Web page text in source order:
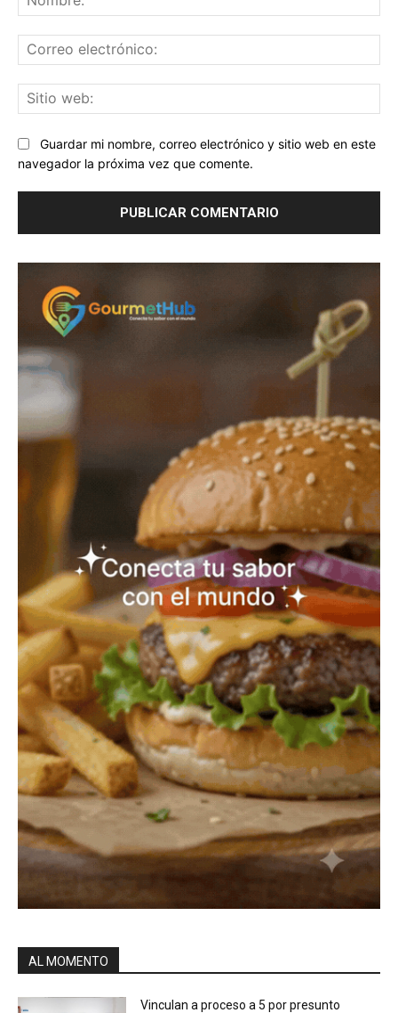
Guardar mi nombre, correo electrónico y sitio web en este
navegador la próxima vez que comente.
AL MOMENTO
Vinculan a proceso a 5 por presunto